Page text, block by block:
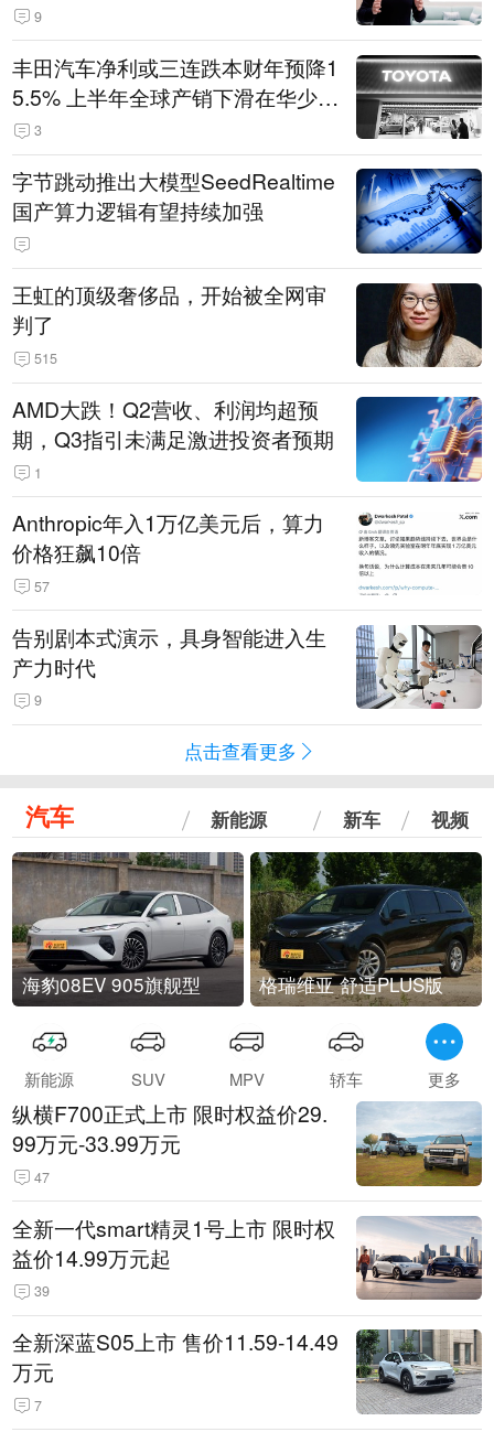
9
丰田汽车净利或三连跌本财年预降1
5.5% 上半年全球产销下滑在华少卖
14.3万辆
3
字节跳动推出大模型SeedRealtime
国产算力逻辑有望持续加强
王虹的顶级奢侈品，开始被全网审
判了
515
AMD大跌！Q2营收、利润均超预
期，Q3指引未满足激进投资者预期
1
Anthropic年入1万亿美元后，算力
价格狂飙10倍
57
告别剧本式演示，具身智能进入生
产力时代
9
点击查看更多
汽车 新能源 新车 视频
海豹08EV 905旗舰型 格瑞维亚 舒适PLUS版
新能源 SUV MPV 轿车 更多
纵横F700正式上市 限时权益价29.
99万元-33.99万元
47
全新一代smart精灵1号上市 限时权
益价14.99万元起
39
全新深蓝S05上市 售价11.59-14.49
万元
7